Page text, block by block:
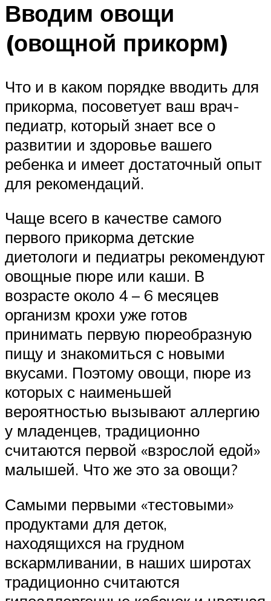
Вводим овощи
(овощной прикорм)
Что и в каком порядке вводить для
прикорма, посоветует ваш врач-
педиатр, который знает все о
развитии и здоровье вашего
ребенка и имеет достаточный опыт
для рекомендаций.
Чаще всего в качестве самого
первого прикорма детские
диетологи и педиатры рекомендуют
овощные пюре или каши. В
возрасте около 4 – 6 месяцев
организм крохи уже готов
принимать первую пюреобразную
пищу и знакомиться с новыми
вкусами. Поэтому овощи, пюре из
которых с наименьшей
вероятностью вызывают аллергию
у младенцев, традиционно
считаются первой «взрослой едой»
малышей. Что же это за овощи?
Самыми первыми «тестовыми»
продуктами для деток,
находящихся на грудном
вскармливании, в наших широтах
традиционно считаются